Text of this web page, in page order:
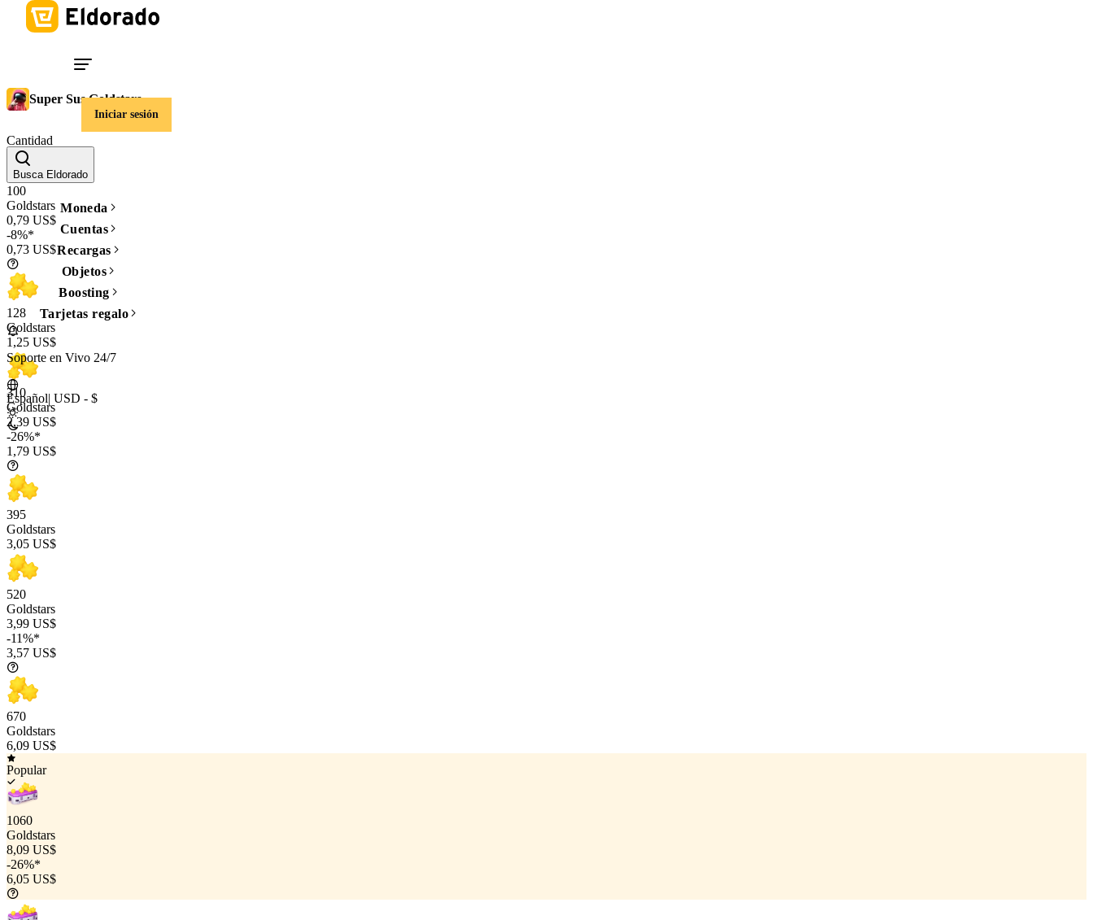
Iniciar sesión
Busca Eldorado
Moneda
Cuentas
Recargas
Objetos
Boosting
Tarjetas regalo
Soporte en Vivo 24/7
Español| USD - $
Super Sus Goldstars
Cantidad
100
Goldstars
0,79 US$
-8%*
0,73 US$
128
Goldstars
1,25 US$
310
Goldstars
2,39 US$
-26%*
1,79 US$
395
Goldstars
3,05 US$
520
Goldstars
3,99 US$
-11%*
3,57 US$
670
Goldstars
6,09 US$
Popular
1060
Goldstars
8,09 US$
-26%*
6,05 US$